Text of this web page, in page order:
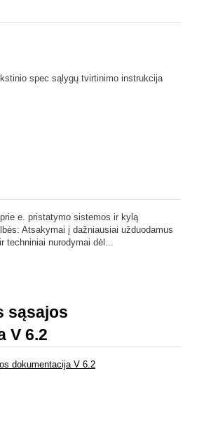
spec sąlygų tvirtinimo instrukcija
e. pristatymo sistemos ir kylą
Atsakymai į dažniausiai užduodamus
techniniai nurodymai dėl...
sąsajos
V 6.2
dokumentacija V 6.2